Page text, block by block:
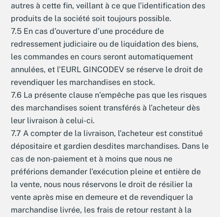
autres à cette fin, veillant à ce que l’identification des
produits de la société soit toujours possible.
7.5 En cas d’ouverture d’une procédure de
redressement judiciaire ou de liquidation des biens,
les commandes en cours seront automatiquement
annulées, et l’EURL GINCODEV se réserve le droit de
revendiquer les marchandises en stock.
7.6 La présente clause n’empêche pas que les risques
des marchandises soient transférés à l’acheteur dès
leur livraison à celui-ci.
7.7 A compter de la livraison, l’acheteur est constitué
dépositaire et gardien desdites marchandises. Dans le
cas de non-paiement et à moins que nous ne
préférions demander l’exécution pleine et entière de
la vente, nous nous réservons le droit de résilier la
vente après mise en demeure et de revendiquer la
marchandise livrée, les frais de retour restant à la